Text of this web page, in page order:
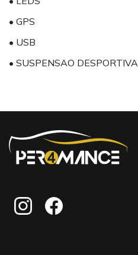
• GPS
• USB
• SUSPENSAO DESPORTIVA